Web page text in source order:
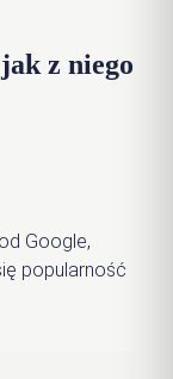
z niego
Google,
popularność